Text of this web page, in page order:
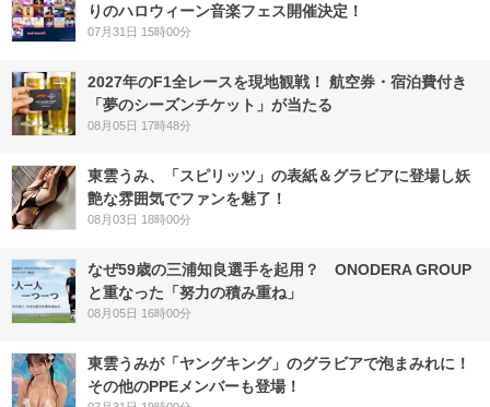
りのハロウィーン音楽フェス開催決定！
07月31日 15時00分
2027年のF1全レースを現地観戦！ 航空券・宿泊費付き
「夢のシーズンチケット」が当たる
08月05日 17時48分
東雲うみ、「スピリッツ」の表紙＆グラビアに登場し妖
艶な雰囲気でファンを魅了！
08月03日 18時00分
なぜ59歳の三浦知良選手を起用？ ONODERA GROUP
と重なった「努力の積み重ね」
08月05日 16時00分
東雲うみが「ヤングキング」のグラビアで泡まみれに！
その他のPPEメンバーも登場！